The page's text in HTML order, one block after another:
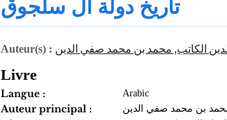
تاريخ دولة آل سلجوق‏
Auteur(s) : الكاتب‏, ‏محمد بن محمد صفي الدين
Livre
Langue : Arabic
Auteur principal : ‏محمد بن محمد صفي الدين